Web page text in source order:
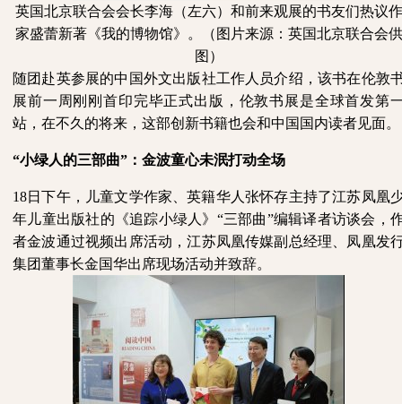
英国北京联合会会长李海（左六）和前来观展的书友们热议作
家盛蕾新著《我的博物馆》。（图片来源：英国北京联合会供
图）
随团赴英参展的中国外文出版社工作人员介绍，该书在伦敦
展前一周刚刚首印完毕正式出版，伦敦书展是全球首发第
站，在不久的将来，这部创新书籍也会和中国国内读者见面。
“小绿人的三部曲”：金波童心未泯打动全场
18日下午，儿童文学作家、英籍华人张怀存主持了江苏凤凰
年儿童出版社的《追踪小绿人》“三部曲”编辑译者访谈会，
者金波通过视频出席活动，江苏凤凰传媒副总经理、凤凰发
集团董事长金国华出席现场活动并致辞。